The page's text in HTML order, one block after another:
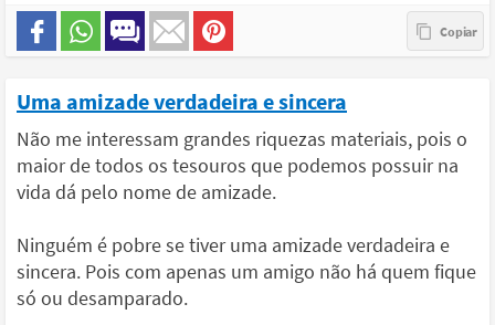
Uma amizade verdadeira e sincera
Não me interessam grandes riquezas materiais, pois o
maior de todos os tesouros que podemos possuir na
vida dá pelo nome de amizade.
Ninguém é pobre se tiver uma amizade verdadeira e
sincera. Pois com apenas um amigo não há quem fique
só ou desamparado.